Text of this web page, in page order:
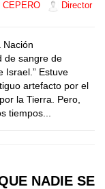
CEPERO
Director
Nación
de sangre de
Israel.” Estuve
artefacto por el
la Tierra. Pero,
tiempos...
NADIE SE